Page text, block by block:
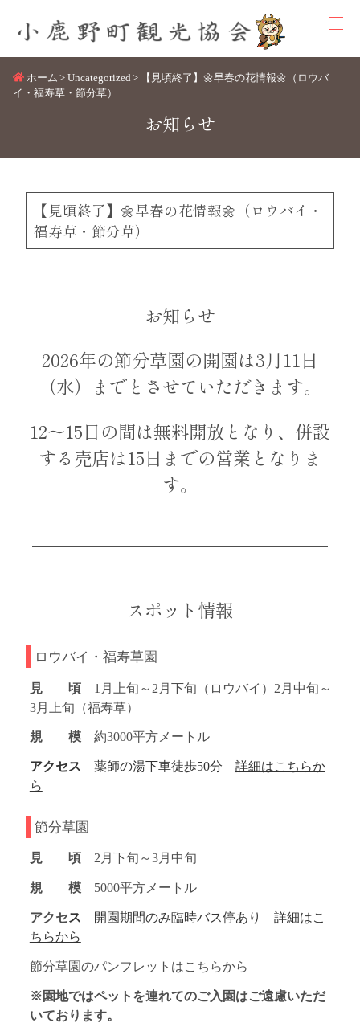
ホーム Uncategorized
【見頃終了】🌼早春の花情報🌼（ロウバ
イ・福寿草・節分草）
お知らせ
【見頃終了】🌼早春の花情報🌼（ロウバイ・
福寿草・節分草）
お知らせ
2026年の節分草園の開園は3月11日
（水）までとさせていただきます。
12～15日の間は無料開放となり、併設
する売店は15日までの営業となりま
す。
スポット情報
ロウバイ・福寿草園
見 頃1月上旬～2月下旬（ロウバイ）2月中旬～
3月上旬（福寿草）
規 模約3000平方メートル
アクセス 薬師の湯下車徒歩50分 詳細はこちらか
ら
節分草園
見 頃 2月下旬～3月中旬
規 模5000平方メートル
アクセス 開園期間のみ臨時バス停あり 詳細はこ
ちらから
節分草園のパンフレットはこちらから
※園地ではペットを連れてのご入園はご遠慮いただ
いております。